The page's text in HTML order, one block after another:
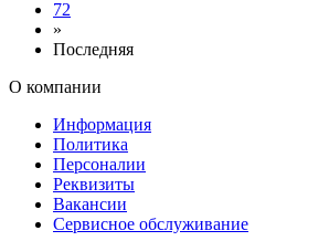
72
»
Последняя
О компании
Информация
Политика
Персоналии
Реквизиты
Вакансии
Сервисное обслуживание